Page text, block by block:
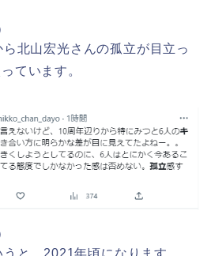
北山宏光さんの孤立が目立っ
ています。
と、2021年頃になります。